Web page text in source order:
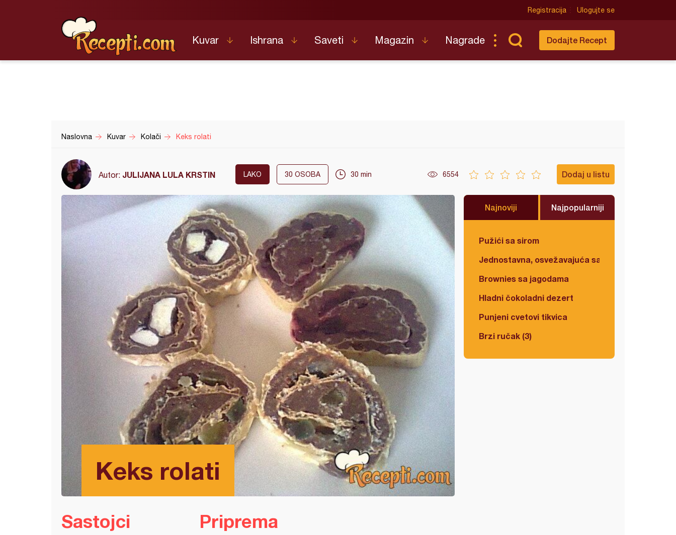
Registracija Ulogujte se
Kuvar Ishrana Saveti Magazin Nagrade Dodajte Recept
Naslovna Kuvar Kolači Keks rolati
Autor: JULIJANA LULA KRSTIN LAKO 30 OSOBA 30 min 6554 Dodaj u listu
Keks rolati
Najnoviji Najpopularniji
Pužići sa sirom
Jednostavna, osvežavajuća salata
Brownies sa jagodama
Hladni čokoladni dezert
Punjeni cvetovi tikvica
Brzi ručak (3)
Sastojci Priprema